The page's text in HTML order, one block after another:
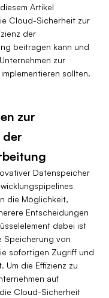
Artikel
Cloud-Sicherheit zur
der
beitragen kann und
zur
sollten.
zur
Datenspeicher
die Möglichkeit,
Entscheidungen
dabei ist
Speicherung von
sofortigen Zugriff und
Um die Effizienz zu
auf
Cloud-Sicherheit